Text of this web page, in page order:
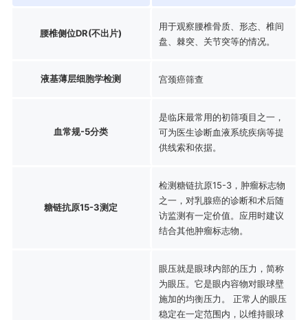
腰椎侧位DR(不出片)
用于观察腰椎骨质、形态、椎间
盘、棘突、关节突等的情况。
液基薄层细胞学检测 宫颈癌筛查
血常规-5分类
是临床最常用的初筛项目之一，
可为医生诊断血液系统疾病等提
供线索和依据。
糖链抗原15-3测定
检测糖链抗原15-3，肿瘤标志物
之一，对乳腺癌的诊断和术后随
访监测有一定价值。应用时建议
结合其他肿瘤标志物。
眼压就是眼球内部的压力，简称
为眼压。它是眼内容物对眼球壁
施加的均衡压力。 正常人的眼压
稳定在一定范围内，以维持眼球